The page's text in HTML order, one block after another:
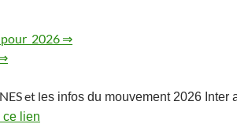
pour 2026 ⇒
et les infos du mouvement 2026 Inter
ce lien